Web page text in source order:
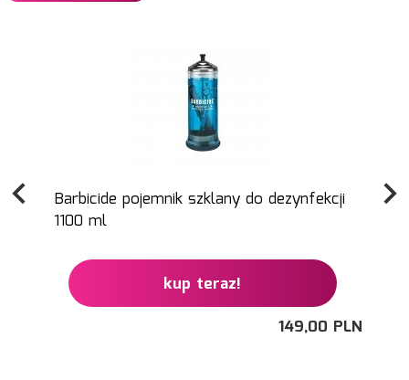
Barbicide pojemnik szklany do dezynfekcji
1100 ml
kup teraz!
149,00 PLN